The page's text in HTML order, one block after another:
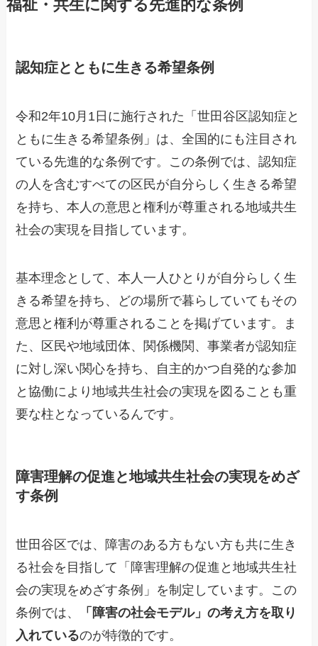
福祉・共生に関する先進的な条例
認知症とともに生きる希望条例
令和2年10月1日に施行された「世田谷区認知症と
ともに生きる希望条例」は、全国的にも注目され
ている先進的な条例です。この条例では、認知症
の人を含むすべての区民が自分らしく生きる希望
を持ち、本人の意思と権利が尊重される地域共生
社会の実現を目指しています。
基本理念として、本人一人ひとりが自分らしく生
きる希望を持ち、どの場所で暮らしていてもその
意思と権利が尊重されることを掲げています。ま
た、区民や地域団体、関係機関、事業者が認知症
に対し深い関心を持ち、自主的かつ自発的な参加
と協働により地域共生社会の実現を図ることも重
要な柱となっているんです。
障害理解の促進と地域共生社会の実現をめざ
す条例
世田谷区では、障害のある方もない方も共に生き
る社会を目指して「障害理解の促進と地域共生社
会の実現をめざす条例」を制定しています。この
条例では、
「障害の社会モデル」の考え方を取り
入れているのが特徴的です。